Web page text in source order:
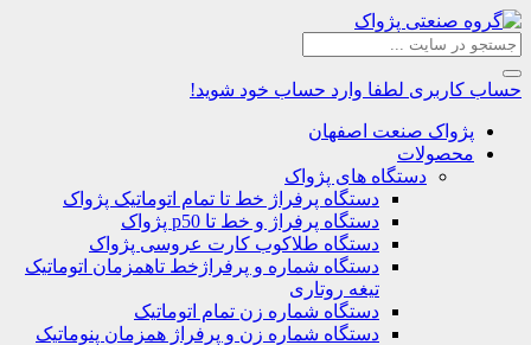
حساب کاربری لطفا وارد حساب خود شوید!
پژواک صنعت اصفهان
محصولات
دستگاه های پژواک
دستگاه پرفراژ خط تا تمام اتوماتیک پژواک
دستگاه پرفراژ و خط تا p50 پژواک
دستگاه طلاکوب کارت عروسی پژواک
دستگاه شماره و پرفراژخط تاهمزمان اتوماتیک
تیغه روتاری
دستگاه شماره زن تمام اتوماتیک
دستگاه شماره زن و پرفراژ همزمان پنوماتیک